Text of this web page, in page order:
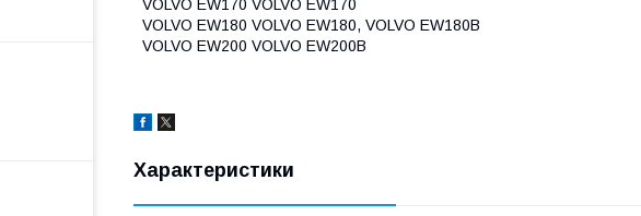
VOLVO EW170 VOLVO EW170
VOLVO EW180 VOLVO EW180, VOLVO EW180B
VOLVO EW200 VOLVO EW200B
Характеристики